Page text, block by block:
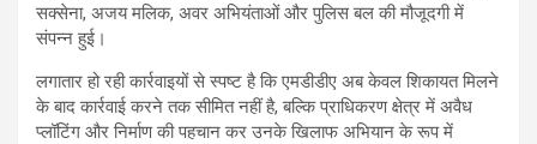
सक्सेना, अजय मलिक, अवर अभियंताओं और पुलिस बल की मौजूदगी में
संपन्न हुई।
लगातार हो रही कार्रवाइयों से स्पष्ट है कि एमडीडीए अब केवल शिकायत मिलने
के बाद कार्रवाई करने तक सीमित नहीं है, बल्कि प्राधिकरण क्षेत्र में अवैध
प्लॉटिंग और निर्माण की पहचान कर उनके खिलाफ अभियान के रूप में